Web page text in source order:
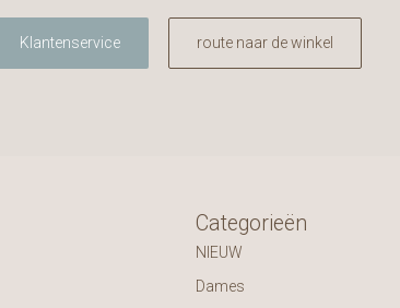
Klantenservice route naar de winkel
Categorieën
NIEUW
Dames